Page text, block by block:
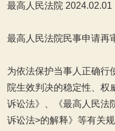
最高人民法院
最高人民法院民事申请再
为依法保护当事人正确行
院生效判决的稳定性、权
诉讼法》、《最高人民法
诉讼法>的解释》等有关